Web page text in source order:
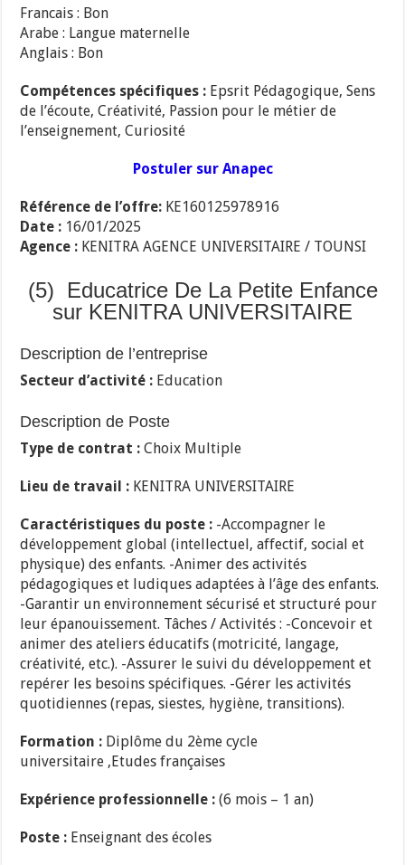
Francais : Bon
Arabe : Langue maternelle
Anglais : Bon
Compétences spécifiques : Epsrit Pédagogique, Sens
de l’écoute, Créativité, Passion pour le métier de
l’enseignement, Curiosité
Postuler sur Anapec
Référence de l’offre: KE160125978916
Date : 16/01/2025
Agence : KENITRA AGENCE UNIVERSITAIRE / TOUNSI
(5) Educatrice De La Petite Enfance
sur KENITRA UNIVERSITAIRE
Description de l’entreprise
Secteur d’activité : Education
Description de Poste
Type de contrat :Choix Multiple
Lieu de travail : KENITRA UNIVERSITAIRE
Caractéristiques du poste : -Accompagner le
développement global (intellectuel, affectif, social et
physique) des enfants. -Animer des activités
pédagogiques et ludiques adaptées à l’âge des enfants.
-Garantir un environnement sécurisé et structuré pour
leur épanouissement. Tâches / Activités : -Concevoir et
animer des ateliers éducatifs (motricité, langage,
créativité, etc.). -Assurer le suivi du développement et
repérer les besoins spécifiques. -Gérer les activités
quotidiennes (repas, siestes, hygiène, transitions).
Formation : Diplôme du 2ème cycle
universitaire ,Etudes françaises
Expérience professionnelle :(6 mois – 1 an)
Poste : Enseignant des écoles